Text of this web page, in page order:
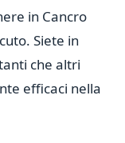
in Cancro
Siete in
che altri
efficaci nella